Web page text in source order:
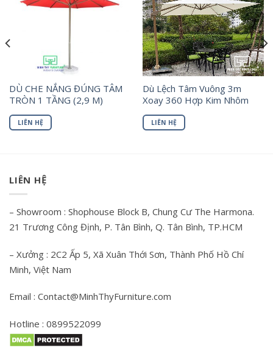
DÙ CHE NẮNG ĐÚNG TÂM
TRÒN 1 TẦNG (2,9 M)
LIÊN HỆ
Dù Lệch Tâm Vuông 3m
Xoay 360 Hợp Kim Nhôm
LIÊN HỆ
LIÊN HỆ
– Showroom : Shophouse Block B, Chung Cư The Harmona.
21 Trương Công Định, P. Tân Bình, Q. Tân Bình, TP.HCM
– Xưởng : 2C2 Ấp 5, Xã Xuân Thới Sơn, Thành Phố Hồ Chí
Minh, Việt Nam
Email : Contact@MinhThyFurniture.com
Hotline : 0899522099